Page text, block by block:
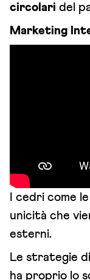
circolari del
Marketing
I cedri come
unicità che
esterni.
Le strategie
ha proprio lo